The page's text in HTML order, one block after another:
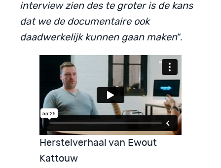
interview zien des te groter is de kans
dat we de documentaire ook
daadwerkelijk kunnen gaan maken“.
Herstelverhaal van Ewout
Kattouw